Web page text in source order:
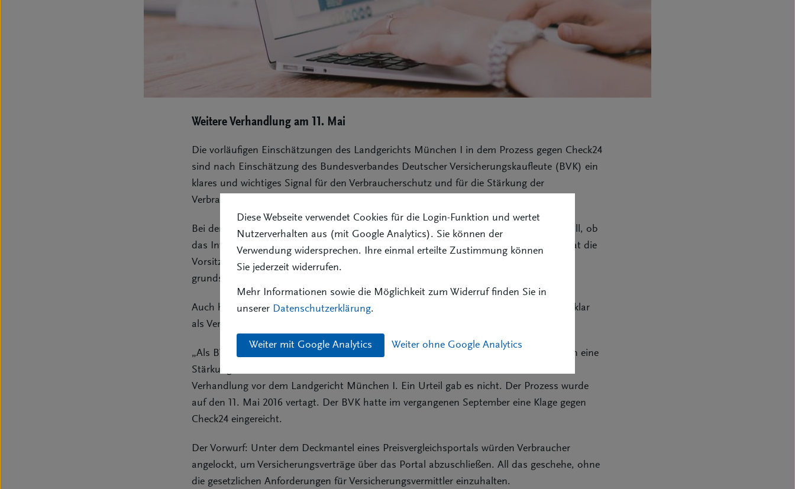
Diese Webseite verwendet Cookies für die Login-Funktion und wertet
Nutzerverhalten aus (mit Google Analytics). Sie können der
Verwendung widersprechen. Ihre einmal erteilte Zustimmung können
Sie jederzeit widerrufen.
Mehr Informationen sowie die Möglichkeit zum Widerruf finden Sie in
unserer Datenschutzerklärung.
Weiter mit Google Analytics Weiter ohne Google Analytics
Weitere Verhandlung am 11. Mai
Die vorläufigen Einschätzungen des Landgerichts München I in dem Prozess gegen Check24
sind nach Einschätzung des Bundesverbandes Deutscher Versicherungskaufleute (BVK) ein
klares und wichtiges Signal für den Verbraucherschutz und für die Stärkung der
Verbraucherrechte.
Bei der mündlichen Verhandlung in dem Prozess am heutigen Mittwoch, der klären soll, ob
das Internetportal Check24 gegen das Gesetz des unlauteren Wettbewerbs verstößt, hat die
Vorsitzende Richterin deutlich zu erkennen gegeben, dass zum Wohl des Verbrauchers
grundsätzlich alle Vertriebswege denselben Pflichten unterworfen sein sollten.
Auch hat das Gericht deutlich signalisiert, dass sich Check24 gegenüber dem Kunden klar
als Versicherungsmakler zu erkennen geben muss.
„Als BVK begrüßen wir diese vorläufigen Einschätzungen des Gerichts und sehen darin eine
Stärkung des Verbraucherschutzes,“ so BVK-Präsident Michael H. Heinz nach der
Verhandlung vor dem Landgericht München I. Ein Urteil gab es nicht. Der Prozess wurde
auf den 11. Mai 2016 vertagt. Der BVK hatte im vergangenen September eine Klage gegen
Check24 eingereicht.
Der Vorwurf: Unter dem Deckmantel eines Preisvergleichsportals würden Verbraucher
angelockt, um Versicherungsverträge über das Portal abzuschließen. All das geschehe, ohne
die gesetzlichen Anforderungen für Versicherungsvermittler einzuhalten.